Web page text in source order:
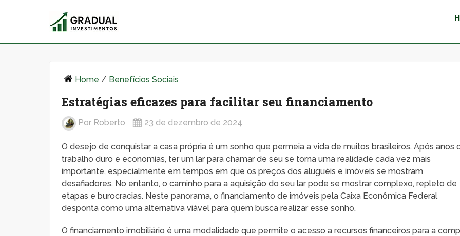
Home / Benefícios Sociais
Estratégias eficazes para facilitar seu financiamento
Por Roberto 23 de dezembro de 2024
O desejo de conquistar a casa própria é um sonho que permeia a vida de muitos brasileiros. Após anos
trabalho duro e economias, ter um lar para chamar de seu se torna uma realidade cada vez mais
importante, especialmente em tempos em que os preços dos aluguéis e imóveis se mostram
desafiadores. No entanto, o caminho para a aquisição do seu lar pode se mostrar complexo, repleto de
etapas e burocracias. Neste panorama, o financiamento de imóveis pela Caixa Econômica Federal
desponta como uma alternativa viável para quem busca realizar esse sonho.
O financiamento imobiliário é uma modalidade que permite o acesso a recursos financeiros para a